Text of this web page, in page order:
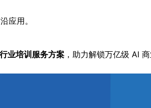
应用。
业培训服务方案，助力解锁万亿级 AI